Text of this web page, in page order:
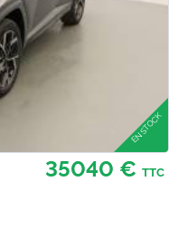
35040 € TTC